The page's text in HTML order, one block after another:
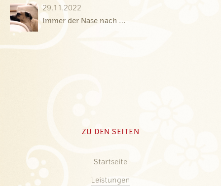
29.11.2022
Immer der Nase nach …
ZU DEN SEITEN
Startseite
Leistungen